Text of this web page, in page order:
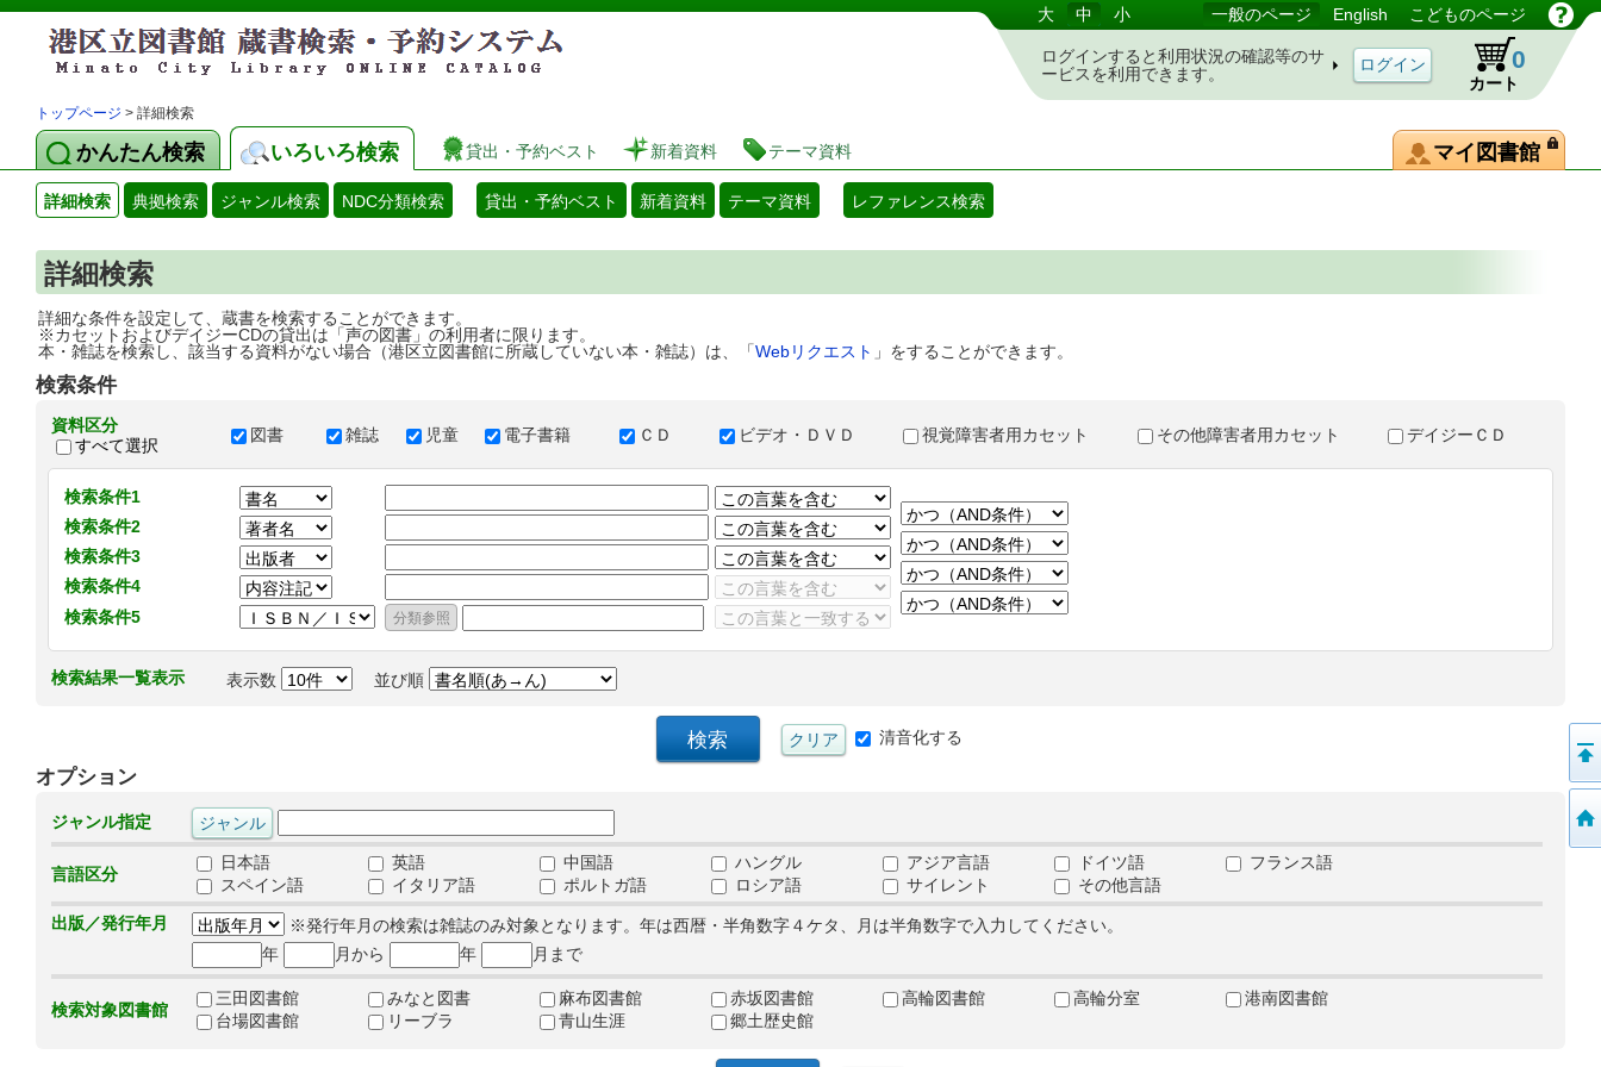
港区立図書館 蔵書検索・予約システム 大 中 小 一般のページ English こどものページ
ログインすると利用状況の確認等のサ
ービスを利用できます。
カート
0
トップページ > 詳細検索
かんたん検索 いろいろ検索 貸出・予約ベスト 新着資料 テーマ資料 マイ図書館
詳細検索 典拠検索 ジャンル検索 NDC分類検索 貸出・予約ベスト 新着資料 テーマ資料 レファレンス検索
詳細検索
詳細な条件を設定して、蔵書を検索することができます。
※カセットおよびデイジーCDの貸出は「声の図書」の利用者に限ります。
本・雑誌を検索し、該当する資料がない場合（港区立図書館に所蔵していない本・雑誌）は、「Webリクエスト 」をすることができます。
検索条件
資料区分
すべて選択
図書 雑誌 児童 電子書籍 ＣＤ ビデオ・ＤＶＤ 視覚障害者用カセット その他障害者用カセット デイジーＣＤ
検索条件1
検索条件2
検索条件3
検索条件4
検索条件5
検索結果一覧表示 表示数 並び順
清音化する
オプション
ジャンル指定
言語区分
日本語 英語 中国語 ハングル アジア言語 ドイツ語
フランス語
スペイン語
イタリア語 ポルトガ語 ロシア語 サイレント
その他言語
出版／発行年月
※発行年月の検索は雑誌のみ対象となります。年は西暦・半角数字４ケタ、月は半角数字で入力してください。
年
月から 年 月まで
検索対象図書館
三田図書館 みなと図書 麻布図書館 赤坂図書館 高輪図書館 高輪分室
港南図書館
台場図書館
リーブラ 青山生涯 郷土歴史館